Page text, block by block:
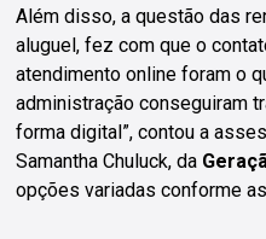
Além disso, a questão das
aluguel, fez com que o
atendimento online foram o
administração conseguiram
forma digital”, contou a
Samantha Chuluck, da
opções variadas conforme